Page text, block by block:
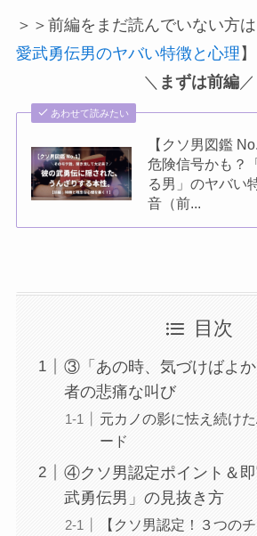
＞＞前編をまだ読んでいない方
愛武勇伝男のヤバい特徴と心理 】
＼ まずは前編／
あわせて読みたい
【クソ男図鑑
危険信号かも？
る男」のヤバい
音（前...
目次
③「あの時、気づけばよ
者の悲痛な叫び
元カノの影に怯え続け
ード
④クソ男認定ポイント＆
武勇伝男」の見抜き方
【クソ男認定！３つの